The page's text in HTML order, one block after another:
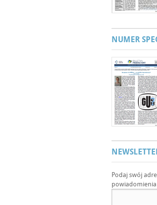
NUMER
Podaj swój